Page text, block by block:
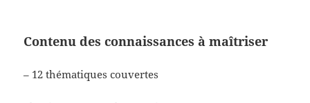
Contenu des connaissances à maîtriser
– 12 thématiques couvertes